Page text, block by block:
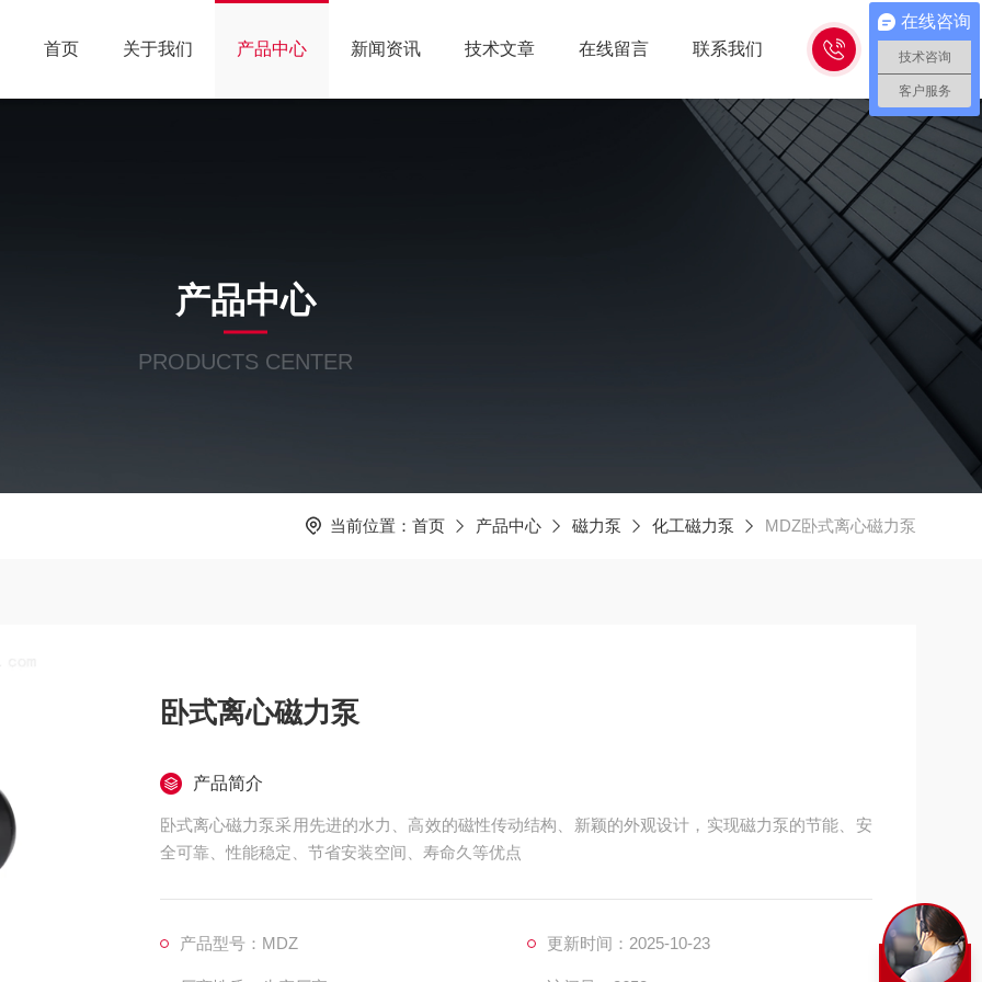
15262618638
首页 关于我们 产品中心 新闻资讯 技术文章 在线留言 联系我们
产品中心
PRODUCTS CENTER
当前位置： 首页 产品中心 磁力泵 化工磁力泵 MDZ卧式离心磁力泵
卧式离心磁力泵
产品简介
卧式离心磁力泵采用先进的水力、高效的磁性传动结构、新颖的外观设计，实现磁力泵的节能、安
全可靠、性能稳定、节省安装空间、寿命久等优点
产品型号：MDZ 更新时间：2025-10-23
在线咨询
技术咨询
客户服务